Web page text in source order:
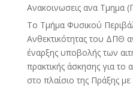
Ανακοινωσεις ανα Τμημα
Το Τμήμα Φυσικού
Ανθεκτικότητας του ΔΠΘ
έναρξης υποβολής των
πρακτικής άσκησης για το
στο πλαίσιο της Πράξης